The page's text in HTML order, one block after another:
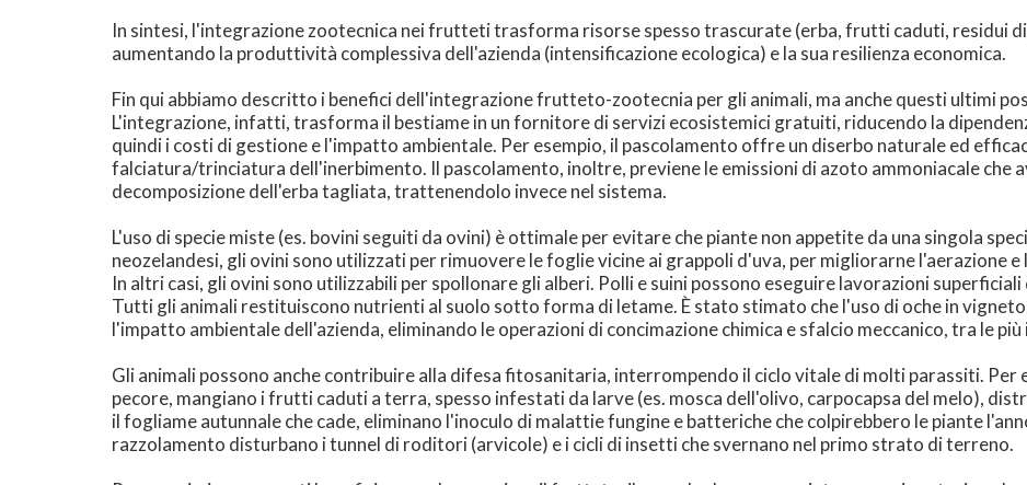
In sintesi, l'integrazione zootecnica nei frutteti trasforma risorse spesso trascurate (erba, frutti caduti, residui
aumentando la produttività complessiva dell'azienda (intensificazione ecologica) e la sua resilienza economica.
Fin qui abbiamo descritto i benefici dell'integrazione frutteto-zootecnia per gli animali, ma anche questi ultimi
L'integrazione, infatti, trasforma il bestiame in un fornitore di servizi ecosistemici gratuiti, riducendo la
quindi i costi di gestione e l'impatto ambientale. Per esempio, il pascolamento offre un diserbo naturale ed
falciatura/trinciatura dell'inerbimento. Il pascolamento, inoltre, previene le emissioni di azoto ammoniacale che
decomposizione dell'erba tagliata, trattenendolo invece nel sistema.
L'uso di specie miste (es. bovini seguiti da ovini) è ottimale per evitare che piante non appetite da una singola
neozelandesi, gli ovini sono utilizzati per rimuovere le foglie vicine ai grappoli d'uva, per migliorarne l'aerazione e
In altri casi, gli ovini sono utilizzabili per spollonare gli alberi. Polli e suini possono eseguire lavorazioni
Tutti gli animali restituiscono nutrienti al suolo sotto forma di letame. È stato stimato che l'uso di oche in
l'impatto ambientale dell'azienda, eliminando le operazioni di concimazione chimica e sfalcio meccanico, tra le
Gli animali possono anche contribuire alla difesa fitosanitaria, interrompendo il ciclo vitale di molti parassiti. Per
pecore, mangiano i frutti caduti a terra, spesso infestati da larve (es. mosca dell'olivo, carpocapsa del melo),
il fogliame autunnale che cade, eliminano l'inoculo di malattie fungine e batteriche che colpirebbero le piante
razzolamento disturbano i tunnel di roditori (arvicole) e i cicli di insetti che svernano nel primo strato di terreno.